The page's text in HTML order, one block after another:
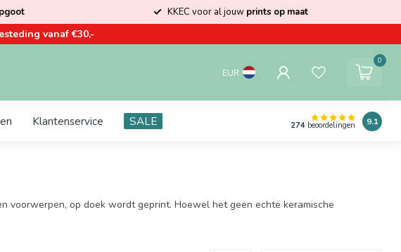
KKEC voor al jouw prints op maat
vanaf €30,-
EUR
0
Klantenservice SALE 274 beoordelingen 9.1
voorwerpen, op doek wordt geprint. Hoewel het geen echte keramische